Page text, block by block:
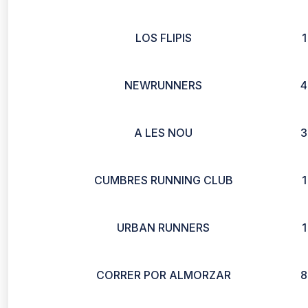
LOS FLIPIS 1
NEWRUNNERS 4
A LES NOU 3
CUMBRES RUNNING CLUB 1
URBAN RUNNERS 1
CORRER POR ALMORZAR 8